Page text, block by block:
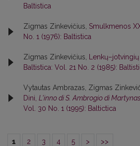
Baltistica
Zigmas Zinkevičius, Smulkmenos
No. 1 (1976): Baltistica
Zigmas Zinkevičius,
Baltistica: Vol. 21 No. 2 (1985):
Vytautas Ambrazas, Zigmas
Dini, L'inno di S. Ambrogio di
Vol. 30 No. 1 (1995): Baltictica
1 2 3 4 5 > >>